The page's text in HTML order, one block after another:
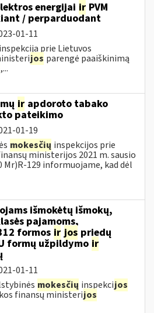
energijai ir PVM
/ perparduodant
01-11
inspekcija prie Lietuvos
jos parengė paaiškinimą
,...
ir apdoroto tabako
pateikimo
01-19
mokesčių inspekcijos prie
ministerijos 2021 m. sausio
Mr)R-129 informuojame, kad dėl
išmokėtų išmokų,
pajamoms,
formos ir jos priedų
formų užpildymo ir
01-11
mokesčių inspekcijos
finansų ministerijos